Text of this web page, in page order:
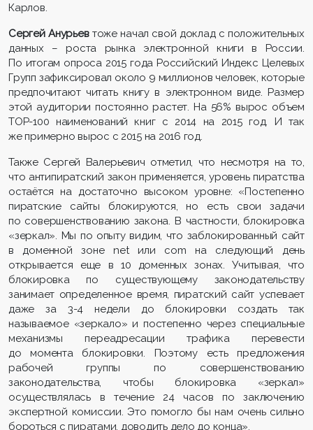
Карлов.
Сергей Анурьевтоже начал свой доклад с положительных
данных – роста рынка электронной книги в России.
По итогам опроса 2015 года Российский Индекс Целевых
Групп зафиксировал около 9 миллионов человек, которые
предпочитают читать книгу в электронном виде. Размер
этой аудитории постоянно растет. На 56% вырос объем
ТОР-100 наименований книг с 2014 на 2015 год. И так
же примерно вырос с 2015 на 2016 год.
Также Сергей Валерьевич отметил, что несмотря на то,
что антипиратский закон применяется, уровень пиратства
остаётся на достаточно высоком уровне: «Постепенно
пиратские сайты блокируются, но есть свои задачи
по совершенствованию закона. В частности, блокировка
«зеркал». Мы по опыту видим, что заблокированный сайт
в доменной зоне net или com на следующий день
открывается еще в 10 доменных зонах. Учитывая, что
блокировка по существующему законодательству
занимает определенное время, пиратский сайт успевает
даже за 3-4 недели до блокировки создать так
называемое «зеркало» и постепенно через специальные
механизмы переадресации трафика перевести
до момента блокировки. Поэтому есть предложения
рабочей группы по совершенствованию
законодательства, чтобы блокировка «зеркал»
осуществлялась в течение 24 часов по заключению
экспертной комиссии. Это помогло бы нам очень сильно
бороться с пиратами, доводить дело до конца».